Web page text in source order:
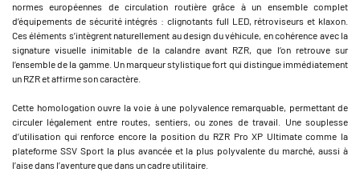
normes européennes de circulation routière grâce à un ensemble complet
d’équipements de sécurité intégrés : clignotants full LED, rétroviseurs et klaxon.
Ces éléments s’intègrent naturellement au design du véhicule, en cohérence avec la
signature visuelle inimitable de la calandre avant RZR, que l’on retrouve sur
l’ensemble de la gamme. Un marqueur stylistique fort qui distingue immédiatement
un RZR et affirme son caractère.
Cette homologation ouvre la voie à une polyvalence remarquable, permettant de
circuler légalement entre routes, sentiers, ou zones de travail. Une souplesse
d’utilisation qui renforce encore la position du RZR Pro XP Ultimate comme la
plateforme SSV Sport la plus avancée et la plus polyvalente du marché, aussi à
l’aise dans l’aventure que dans un cadre utilitaire.